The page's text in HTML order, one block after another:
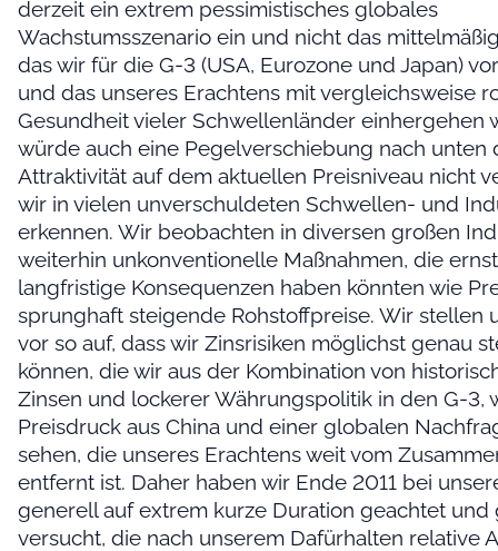
derzeit ein extrem pessimistisches globales
Wachstumsszenario ein und nicht das
das wir für die G-3 (USA, Eurozone und Japan)
und das unseres Erachtens mit vergleichsweise
Gesundheit vieler Schwellenländer einhergehen
würde auch eine Pegelverschiebung nach unten
Attraktivität auf dem aktuellen Preisniveau nicht
wir in vielen unverschuldeten Schwellen- und
erkennen. Wir beobachten in diversen großen
weiterhin unkonventionelle Maßnahmen, die
langfristige Konsequenzen haben könnten wie
sprunghaft steigende Rohstoffpreise. Wir stellen
vor so auf, dass wir Zinsrisiken möglichst genau
können, die wir aus der Kombination von
Zinsen und lockerer Währungspolitik in den G-3,
Preisdruck aus China und einer globalen
sehen, die unseres Erachtens weit vom
entfernt ist. Daher haben wir Ende 2011 bei
generell auf extrem kurze Duration geachtet und
versucht, die nach unserem Dafürhalten relative